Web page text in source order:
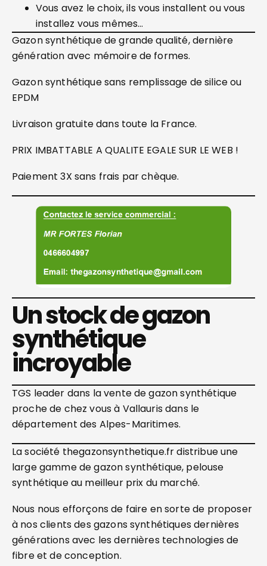
Vous avez le choix, ils vous installent ou vous
installez vous mêmes…
Gazon synthétique de grande qualité, dernière
génération avec mémoire de formes.
Gazon synthétique sans remplissage de silice ou
EPDM
Livraison gratuite dans toute la France.
PRIX IMBATTABLE A QUALITE EGALE SUR LE WEB !
Paiement 3X sans frais par chèque.
Un stock de gazon
synthétique
incroyable
TGS leader dans la vente de gazon synthétique
proche de chez vous à Vallauris dans le
département des Alpes-Maritimes.
La société thegazonsynthetique.fr distribue une
large gamme de gazon synthétique, pelouse
synthétique au meilleur prix du marché.
Nous nous efforçons de faire en sorte de proposer
à nos clients des gazons synthétiques dernières
générations avec les dernières technologies de
fibre et de conception.